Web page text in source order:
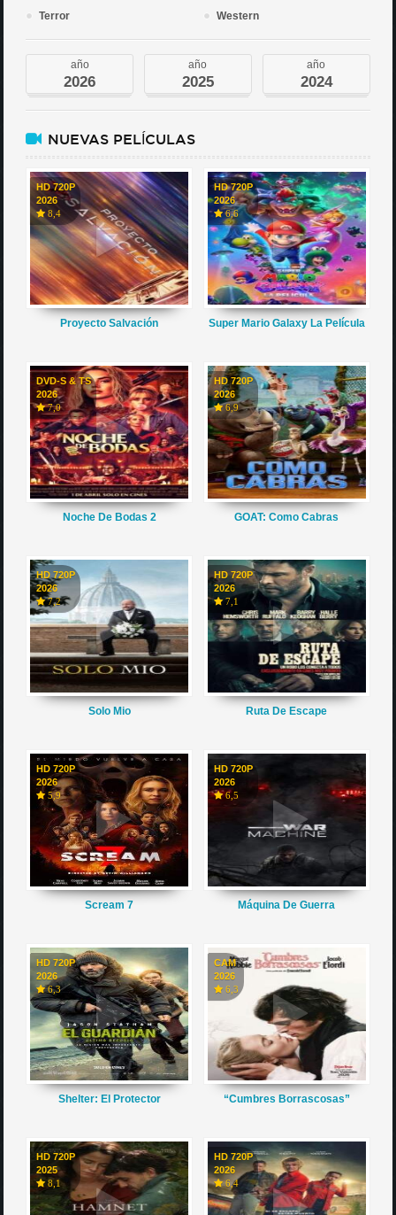
Terror
Western
año
2026
año
2025
año
2024
NUEVAS PELÍCULAS
HD 720P
2026
8,4
Proyecto Salvación
HD 720P
2026
6,6
Super Mario Galaxy La Película
DVD-S & TS
2026
7,0
Noche De Bodas 2
HD 720P
2026
6,9
GOAT: Como Cabras
HD 720P
2026
7,2
Solo Mio
HD 720P
2026
7,1
Ruta De Escape
HD 720P
2026
5,9
Scream 7
HD 720P
2026
6,5
Máquina De Guerra
HD 720P
2026
6,3
Shelter: El Protector
CAM
2026
6,3
“Cumbres Borrascosas”
HD 720P
2025
8,1
HD 720P
2026
6,4